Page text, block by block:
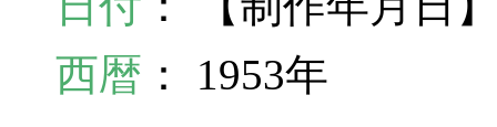
西暦 ： 1953年